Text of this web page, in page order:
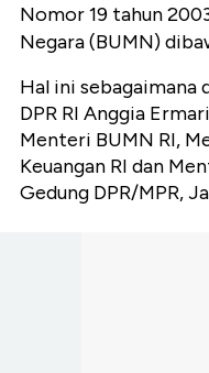
Nomor 19 tahun
Negara (BUMN)
Hal ini sebagaimana
DPR RI Anggia
Menteri BUMN RI,
Keuangan RI dan
Gedung DPR/MPR,